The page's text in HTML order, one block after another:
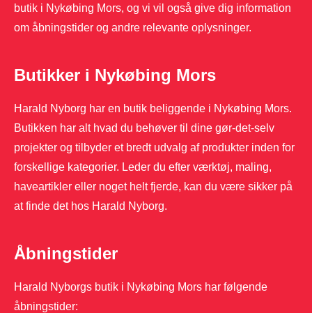
butik i Nykøbing Mors, og vi vil også give dig information
om åbningstider og andre relevante oplysninger.
Butikker i Nykøbing Mors
Harald Nyborg har en butik beliggende i Nykøbing Mors.
Butikken har alt hvad du behøver til dine gør-det-selv
projekter og tilbyder et bredt udvalg af produkter inden for
forskellige kategorier. Leder du efter værktøj, maling,
haveartikler eller noget helt fjerde, kan du være sikker på
at finde det hos Harald Nyborg.
Åbningstider
Harald Nyborgs butik i Nykøbing Mors har følgende
åbningstider: